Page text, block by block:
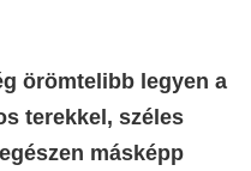
örömtelibb legyen a
terekkel, széles
másképp